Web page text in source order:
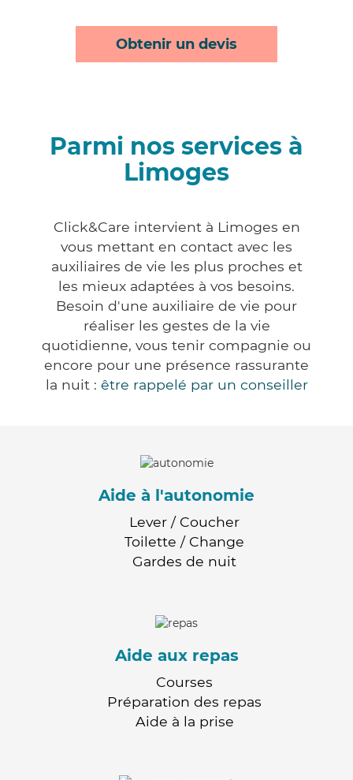
Obtenir un devis
Parmi nos services à
Limoges
Click&Care intervient à Limoges en
vous mettant en contact avec les
auxiliaires de vie les plus proches et
les mieux adaptées à vos besoins.
Besoin d'une auxiliaire de vie pour
réaliser les gestes de la vie
quotidienne, vous tenir compagnie ou
encore pour une présence rassurante
la nuit : être rappelé par un conseiller
Aide à l'autonomie
Lever / Coucher
Toilette / Change
Gardes de nuit
Aide aux repas
Courses
Préparation des repas
Aide à la prise